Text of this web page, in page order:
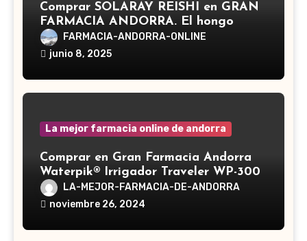
Comprar SOLARAY REISHI en GRAN
FARMACIA ANDORRA. El hongo
Reishi, cuyo nombre científico es
Ganoderma lucidum, es un hongo
en la medicina tradicional asiática
FARMACIA-ANDORRA-ONLINE
junio 8, 2025
La mejor farmacia online de andorra
Comprar en Gran Farmacia Andorra
Waterpik® Irrigador Traveler WP-300
LA-MEJOR-FARMACIA-DE-ANDORRA
noviembre 26, 2024